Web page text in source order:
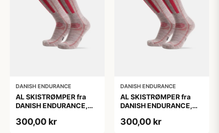
DANISH ENDURANCE
AL SKISTRØMPER fra
DANISH ENDURANCE,
300,00 kr
DANISH ENDURANCE
AL SKISTRØMPER fra
DANISH ENDURANCE,
300,00 kr